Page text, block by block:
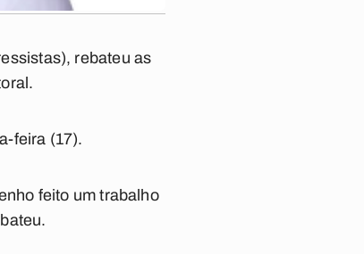
rebateu as
feira (17).
feito um trabalho